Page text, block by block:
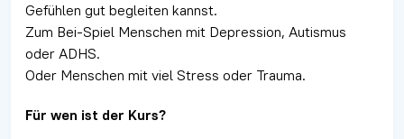
Gefühlen gut begleiten kannst.
Zum Bei-Spiel Menschen mit Depression, Autismus
oder ADHS.
Oder Menschen mit viel Stress oder Trauma.
Für wen ist der Kurs?